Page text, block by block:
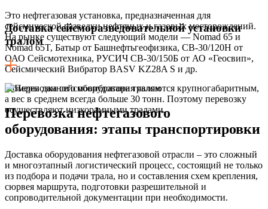
Это нефтегазовая установка, предназначенная для
сейсмической разведки нефтяных и газовых месторождений.
На рынке существуют следующий модели — Nоmad 65 и
Nоmad 65T, Батыр от Башнефтьгеофизика, CВ-30/120Н от
ОАО Сейсмотехника, РУСИЧ СВ-30/150Б от АО «Геосвип»,
Сейсмический Вибратор BASV KZ28A S и др.
Доставка сейсморазведовательной установки
тралом
Размеры данного оборудования являются крупногабаритным,
а вес в среднем всегда больше 30 тонн. Поэтому перевозку
осуществляют низкорамными тралами.
Перевозка нефтегазового
оборудования: этапы транспортировки
Доставка оборудования нефтегазовой отрасли – это сложный
и многоэтапный логистический процесс, состоящий не только
из подбора и подачи трала, но и составления схем крепления,
сюрвея маршрута, подготовки разрешительной и
сопроводительной документации при необходимости.